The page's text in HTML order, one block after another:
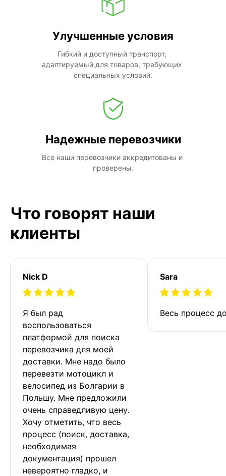
Улучшенные условия
Гибкий и доступный транспорт,
адаптируемый для товаров, требующих
специальных условий.
Надежные перевозчики
Все наши перевозчики аккредитованы и
проверены.
Что говорят наши
клиенты
Nick D
Я был рад
воспользоваться
платформой для поиска
перевозчика для моей
доставки. Мне надо было
перевезти мотоцикл и
велосипед из Болгарии в
Польшу. Мне предложили
очень справедливую цену.
Хочу отметить, что весь
процесс (поиск, доставка,
необходимая
документация) прошел
невероятно гладко, и
Sara
Весь процесс